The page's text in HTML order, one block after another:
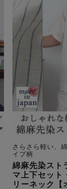
さらさら軽い、
イプ柄
綿麻先染スト
マ上下セット
リーネック【